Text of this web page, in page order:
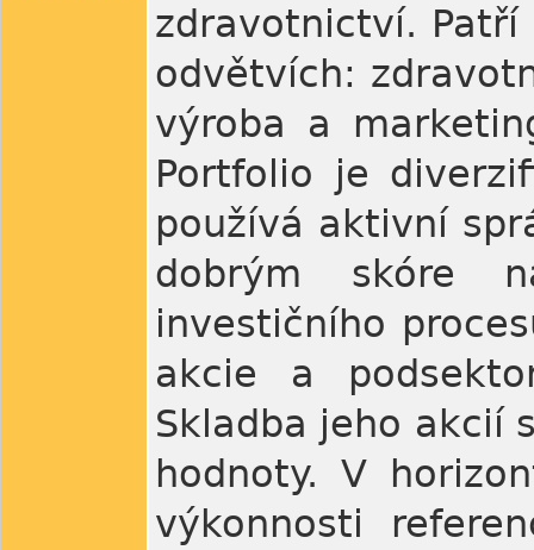
zdravotnictví.
odvětvích:
výroba a
Portfolio je
používá aktivní
dobrým skóre
investičního
akcie a
Skladba jeho akcií
hodnoty. V
výkonnosti